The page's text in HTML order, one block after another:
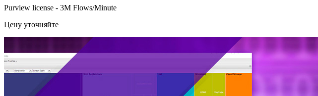
Purview license - 3M Flows/Minute
Цену уточняйте